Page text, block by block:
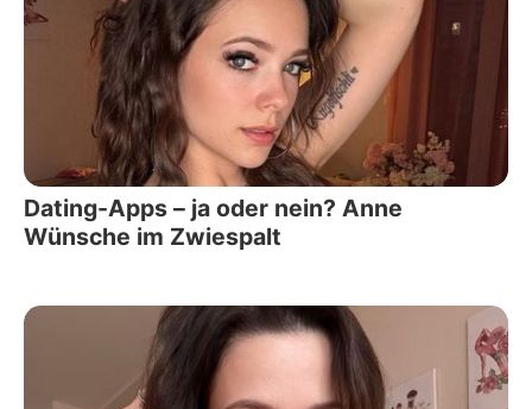
Dating-Apps – ja oder nein? Anne
Wünsche im Zwiespalt